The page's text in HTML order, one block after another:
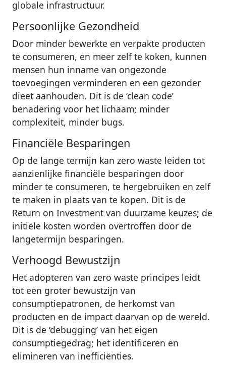
globale infrastructuur.
Persoonlijke Gezondheid
Door minder bewerkte en verpakte producten
te consumeren, en meer zelf te koken, kunnen
mensen hun inname van ongezonde
toevoegingen verminderen en een gezonder
dieet aanhouden. Dit is de ‘clean code’
benadering voor het lichaam; minder
complexiteit, minder bugs.
Financiële Besparingen
Op de lange termijn kan zero waste leiden tot
aanzienlijke financiële besparingen door
minder te consumeren, te hergebruiken en zelf
te maken in plaats van te kopen. Dit is de
Return on Investment van duurzame keuzes; de
initiële kosten worden overtroffen door de
langetermijn besparingen.
Verhoogd Bewustzijn
Het adopteren van zero waste principes leidt
tot een groter bewustzijn van
consumptiepatronen, de herkomst van
producten en de impact daarvan op de wereld.
Dit is de ‘debugging’ van het eigen
consumptiegedrag; het identificeren en
elimineren van inefficiënties.